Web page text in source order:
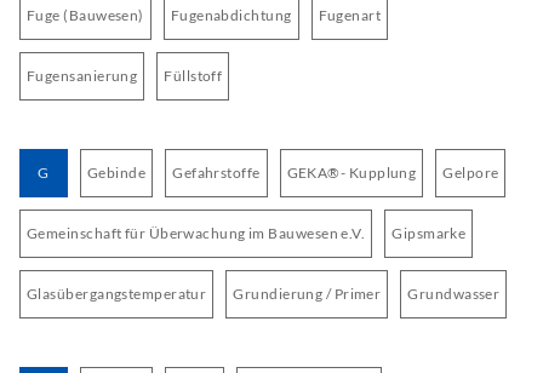
Fuge (Bauwesen) Fugenabdichtung Fugenart
Fugensanierung Füllstoff
G Gebinde Gefahrstoffe GEKA®- Kupplung Gelpore
Gemeinschaft für Überwachung im Bauwesen e.V. Gipsmarke
Glasübergangstemperatur Grundierung / Primer Grundwasser